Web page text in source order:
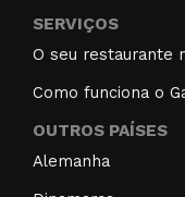
SERVIÇOS
O seu restaurante
Como funciona o
OUTROS PAÍSES
Alemanha